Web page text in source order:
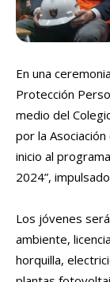
En una
Protección
medio del
por la
inicio al
2024”,
Los jóvenes
ambiente,
horquilla,